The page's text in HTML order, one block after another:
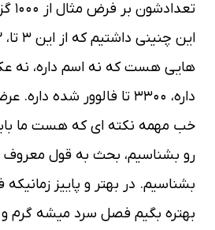
هايي هست كه نه اسم داره، نه
داره، ٣٣٠٠ تا فالوور شده
خب مهمه نكته اي كه هست ما
رو بشناسيم، بحث به قول معروف
بشناسيم. در بهتر و پاييز
بهتره بگيم فصل سرد ميشه گرم